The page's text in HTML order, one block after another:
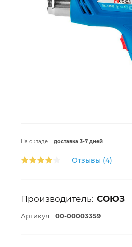
На складе: доставка 3-7 дней
Отзывы (4)
Производитель: СОЮЗ
Артикул: 00-00003359